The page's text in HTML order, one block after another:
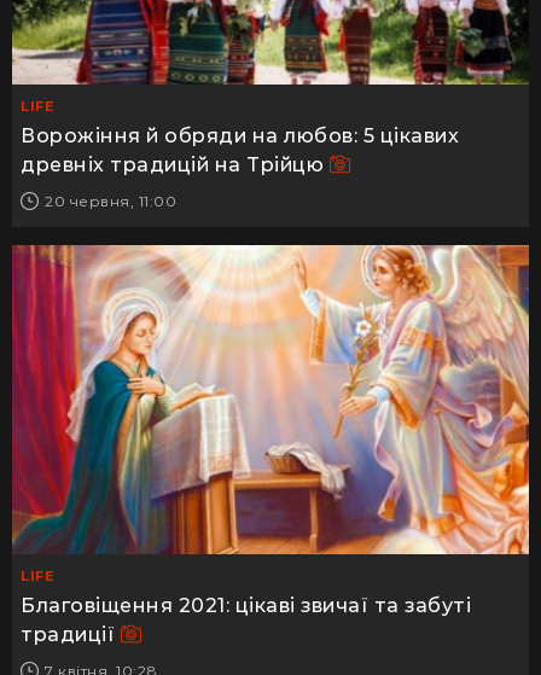
LIFE
Ворожіння й обряди на любов: 5 цікавих
древніх традицій на Трійцю
20 червня, 11:00
LIFE
Благовіщення 2021: цікаві звичаї та забуті
традиції
7 квітня, 10:28